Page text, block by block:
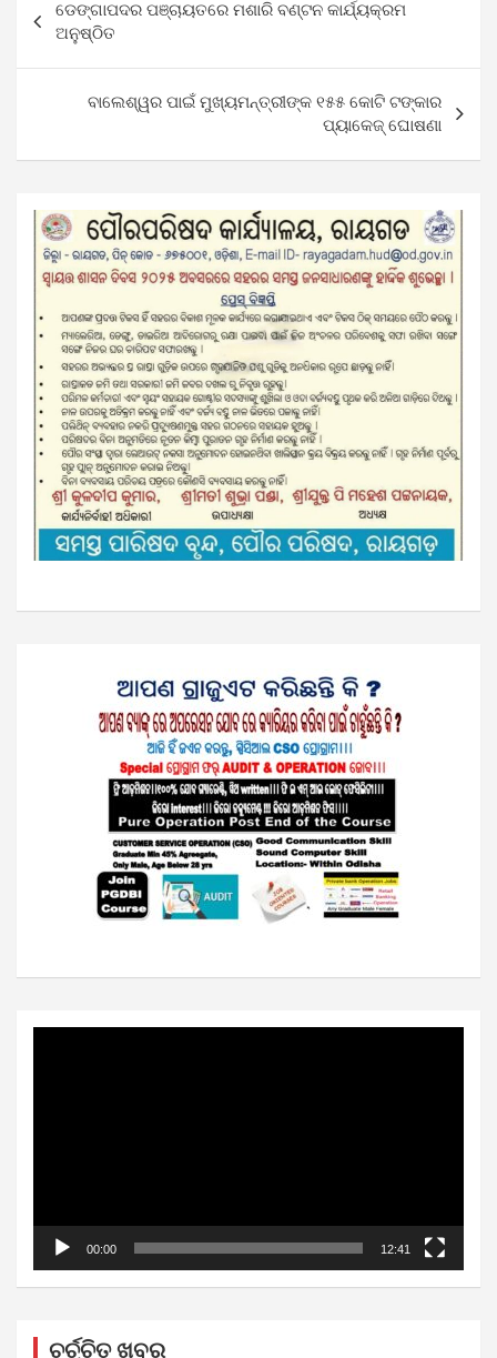
navigation
ଡେଙ୍ଗାପଦର ପଞ୍ଚାୟତରେ ମଶାରି ବଣ୍ଟନ କାର୍ଯ୍ୟକ୍ରମ
ଅନୁଷ୍ଠିତ
ବାଲେଶ୍ୱର ପାଇଁ ମୁଖ୍ୟମନ୍ତ୍ରୀଙ୍କ ୧୫୫ କୋଟି ଟଙ୍କାର
ପ୍ୟାକେଜ୍ ଘୋଷଣା
00:00 12:41
ଚର୍ଚ୍ଚିତ ଖବର